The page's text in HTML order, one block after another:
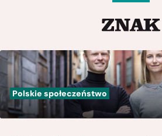
Polskie społeczeństwo